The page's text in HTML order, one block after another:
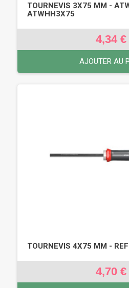
TOURNEVIS 3X75 MM -
ATWHH3X75
4,34 €
AJOUTER AU
TOURNEVIS 4X75 MM -
4,70 €